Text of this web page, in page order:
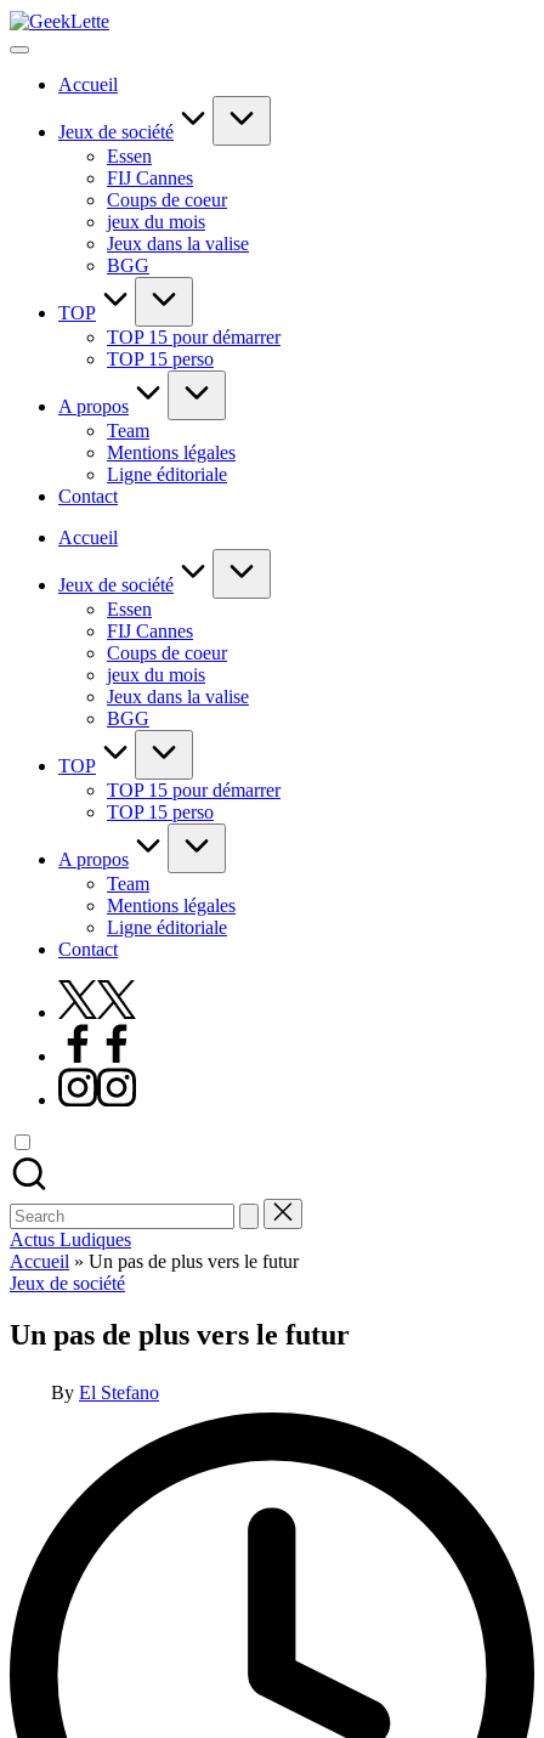
Skip
GeekLette
blog
Accueil
Jeux de société
Essen
FIJ Cannes
Coups de coeur
jeux du mois
Jeux dans la valise
BGG
TOP
TOP 15 pour démarrer
TOP 15 perso
A propos
Team
Mentions légales
Ligne éditoriale
Contact
Accueil
Jeux de société
Essen
FIJ Cannes
Coups de coeur
jeux du mois
Jeux dans la valise
BGG
TOP
TOP 15 pour démarrer
TOP 15 perso
A propos
Team
Mentions légales
Ligne éditoriale
Contact
X
Facebook
Instagram
Search
for:
Actus Ludiques
Accueil » Un pas de plus vers le futur
Posted
Jeux de société
Un pas de plus vers le futur
PostedBy El Stefano